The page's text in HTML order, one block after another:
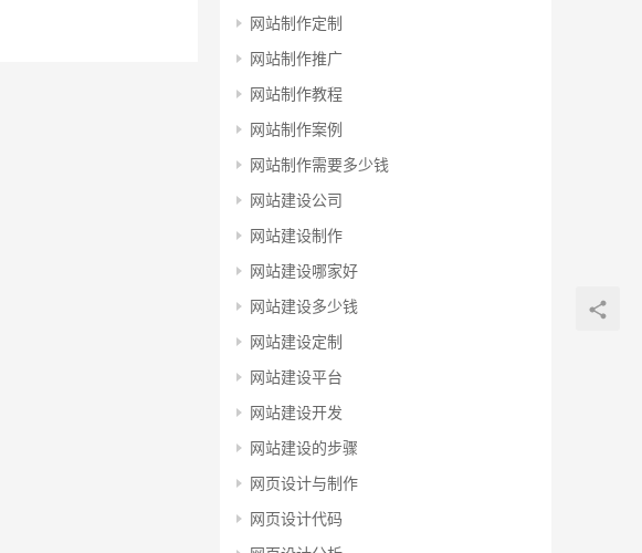
网站制作定制
网站制作推广
网站制作教程
网站制作案例
网站制作需要多少钱
网站建设公司
网站建设制作
网站建设哪家好
网站建设多少钱
网站建设定制
网站建设平台
网站建设开发
网站建设的步骤
网页设计与制作
网页设计代码